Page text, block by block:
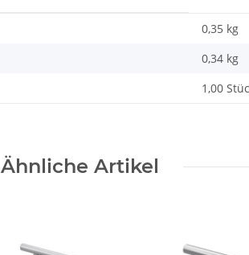
0,35 kg
0,34 kg
1,00
Ähnliche Artikel